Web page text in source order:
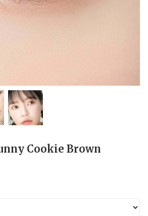
Cookie Brown